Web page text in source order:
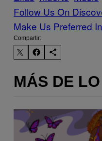
Follow Us On
Make Us Preferred
Compartir:
MÁS DE